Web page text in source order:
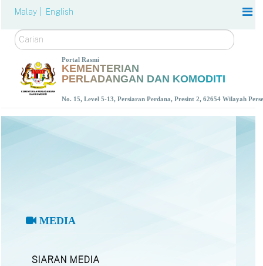
Malay | English
Carian
Portal Rasmi
KEMENTERIAN
PERLADANGAN DAN KOMODITI
No. 15, Level 5-13, Persiaran Perdana, Presint 2, 62654 Wilayah
MEDIA
SIARAN MEDIA